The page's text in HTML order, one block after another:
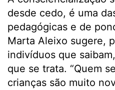
desde cedo, é uma
pedagógicas e de
Marta Aleixo sugere,
indivíduos que
que se trata. “Quem
crianças são muito